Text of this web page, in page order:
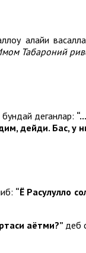
алайҳи
Табароний
бундай деганлар:
дейди. Бас, у
“Ё Расулуллоҳ
ҳаётми?” деб